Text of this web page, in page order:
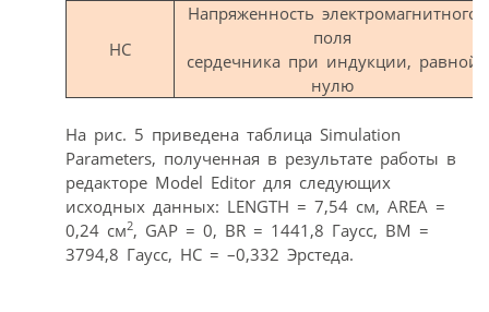
HC
Напряженность электромагнитного
поля
сердечника при индукции, равной
нулю
На рис. 5 приведена таблица Simulation
Parameters, полученная в результате работы в
редакторе Model Editor для следующих
исходных данных: LENGTH = 7,54 см, AREA =
0,24 см2, GAP = 0, BR = 1441,8 Гаусс, BM =
3794,8 Гаусс, HC = –0,332 Эрстеда.